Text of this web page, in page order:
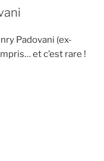
Padovani (ex-
et c’est rare !